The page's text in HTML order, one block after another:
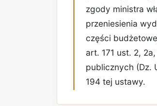
zgody ministra
przeniesienia
części
art. 171 ust. 2,
publicznych (Dz.
194 tej ustawy.